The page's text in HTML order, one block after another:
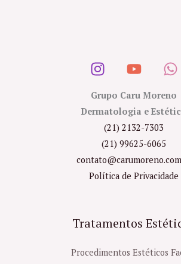
Grupo Caru Moreno
Dermatologia e
(21) 2132-7303
(21) 99625-6065
Política de Privacidade
Tratamentos
Procedimentos Estéticos